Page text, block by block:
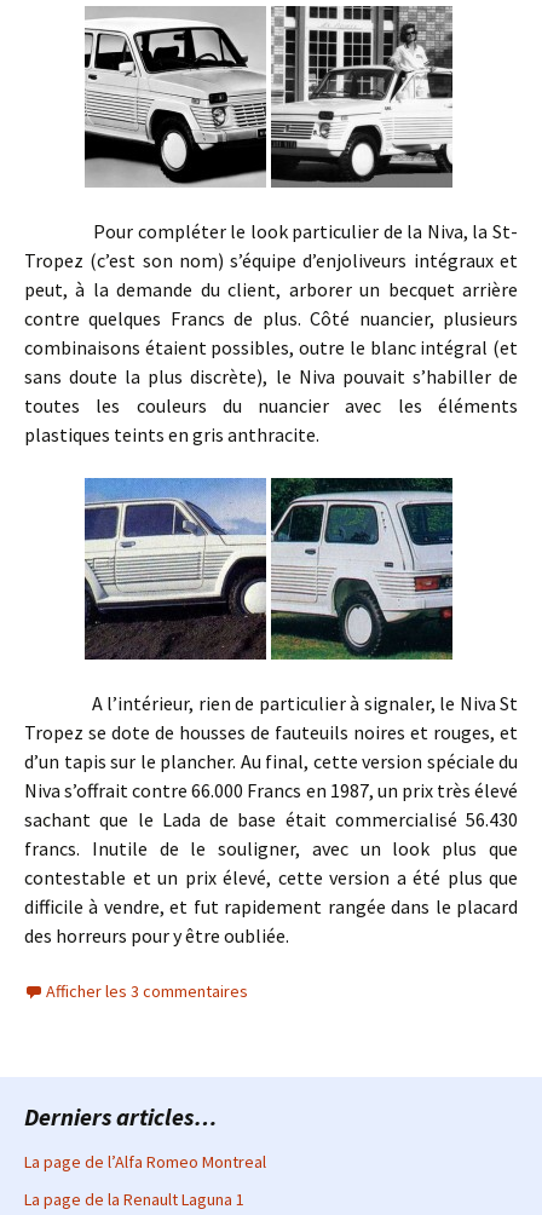
Pour compléter le look particulier de la Niva, la St-
Tropez (c’est son nom) s’équipe d’enjoliveurs intégraux et
peut, à la demande du client, arborer un becquet arrière
contre quelques Francs de plus. Côté nuancier, plusieurs
combinaisons étaient possibles, outre le blanc intégral (et
sans doute la plus discrète), le Niva pouvait s’habiller de
toutes les couleurs du nuancier avec les éléments
plastiques teints en gris anthracite.
A l’intérieur, rien de particulier à signaler, le Niva St
Tropez se dote de housses de fauteuils noires et rouges, et
d’un tapis sur le plancher. Au final, cette version spéciale du
Niva s’offrait contre 66.000 Francs en 1987, un prix très élevé
sachant que le Lada de base était commercialisé 56.430
francs. Inutile de le souligner, avec un look plus que
contestable et un prix élevé, cette version a été plus que
difficile à vendre, et fut rapidement rangée dans le placard
des horreurs pour y être oubliée.
Afficher les 3 commentaires
Derniers articles…
La page de l’Alfa Romeo Montreal
La page de la Renault Laguna 1